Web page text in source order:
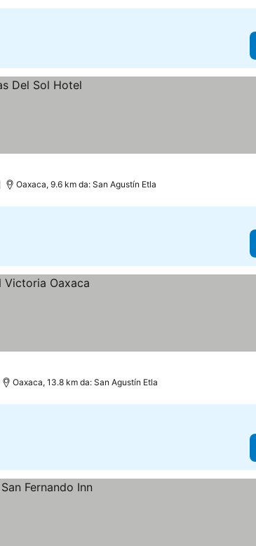
Oaxaca, 9.6 km da: San Agustín Etla
Oaxaca, 13.8 km da: San Agustín Etla